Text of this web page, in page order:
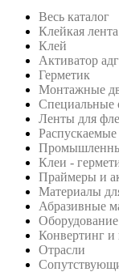
Весь каталог
Клейкая лента
Клей
Активатор
Герметик
Монтажные
Специальные
Ленты для
Клеи -
Праймеры и
Материалы
Абразивные
Конвертинг и
Отрасли